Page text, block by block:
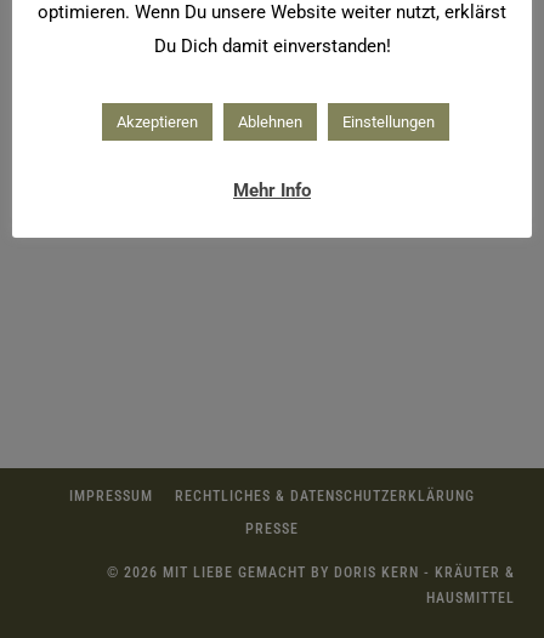
IMPRESSUM
RECHTLICHES & DATENSCHUTZERKLÄRUNG
PRESSE
© 2026 MIT LIEBE GEMACHT BY DORIS KERN - KRÄUTER &
HAUSMITTEL
optimieren. Wenn Du unsere Website weiter nutzt, erklärst
Du Dich damit einverstanden!
Akzeptieren Ablehnen Einstellungen
Mehr Info